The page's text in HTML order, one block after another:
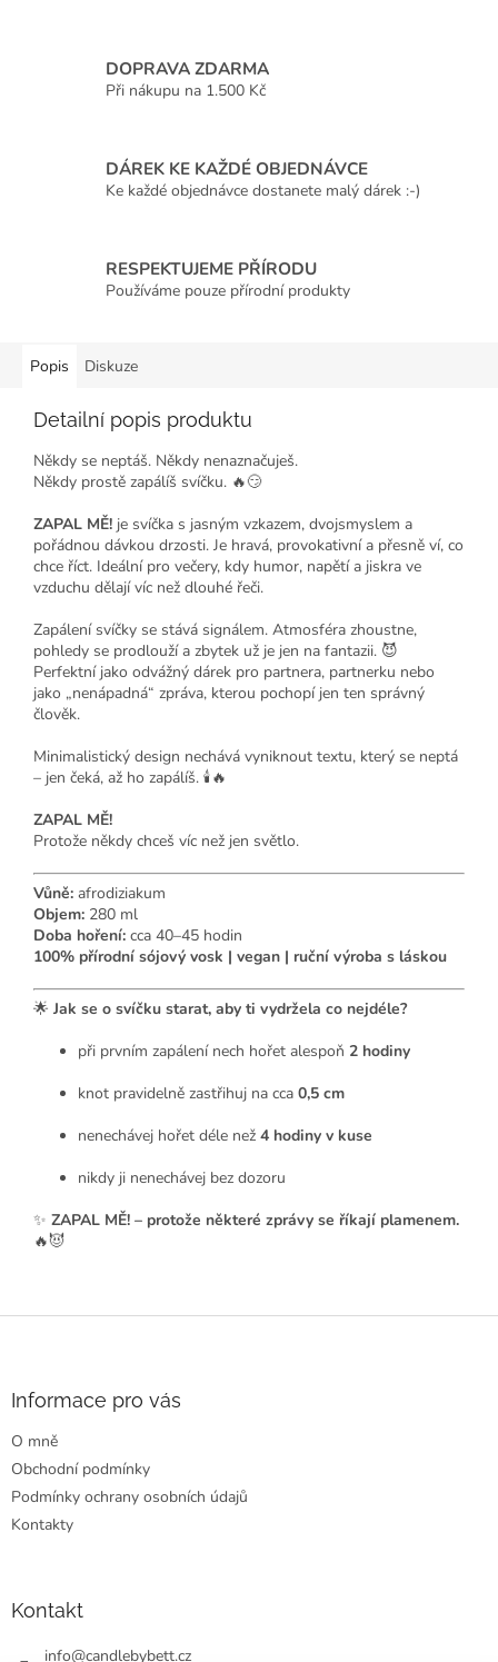
DOPRAVA ZDARMA
Při nákupu na 1.500 Kč
DÁREK KE KAŽDÉ OBJEDNÁVCE
Ke každé objednávce dostanete malý dárek :-)
RESPEKTUJEME PŘÍRODU
Používáme pouze přírodní produkty
Popis Diskuze
Detailní popis produktu
Někdy se neptáš. Někdy nenaznačuješ.
Někdy prostě zapálíš svíčku. 🔥😏
ZAPAL MĚ! je svíčka s jasným vzkazem, dvojsmyslem a
pořádnou dávkou drzosti. Je hravá, provokativní a přesně ví, co
chce říct. Ideální pro večery, kdy humor, napětí a jiskra ve
vzduchu dělají víc než dlouhé řeči.
Zapálení svíčky se stává signálem. Atmosféra zhoustne,
pohledy se prodlouží a zbytek už je jen na fantazii. 😈
Perfektní jako odvážný dárek pro partnera, partnerku nebo
jako „nenápadná“ zpráva, kterou pochopí jen ten správný
člověk.
Minimalistický design nechává vyniknout textu, který se neptá
– jen čeká, až ho zapálíš. 🕯️🔥
ZAPAL MĚ!
Protože někdy chceš víc než jen světlo.
Vůně: afrodiziakum
Objem: 280 ml
Doba hoření: cca 40–45 hodin
100% přírodní sójový vosk | vegan | ruční výroba s láskou
🌟 Jak se o svíčku starat, aby ti vydržela co nejdéle?
při prvním zapálení nech hořet alespoň 2 hodiny
knot pravidelně zastřihuj na cca 0,5 cm
nenechávej hořet déle než 4 hodiny v kuse
nikdy ji nenechávej bez dozoru
✨ ZAPAL MĚ! – protože některé zprávy se říkají plamenem.
🔥😈
Informace pro vás
O mně
Obchodní podmínky
Podmínky ochrany osobních údajů
Kontakty
Kontakt
info@candlebybett.cz